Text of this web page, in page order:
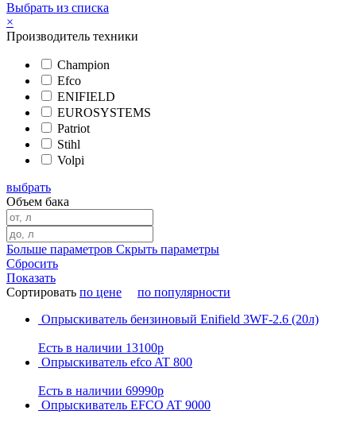
Выбрать из списка
×
Производитель техники
Champion
Efco
ENIFIELD
EUROSYSTEMS
Patriot
Stihl
Volpi
выбрать
Объем бака
Больше параметров Скрыть параметры
Сбросить
Показать
Сортировать по цене
по популярности
Опрыскиватель бензиновый Enifield 3WF-2.6 (20л)
Есть в наличии 13100р
Опрыскиватель efco AT 800
Есть в наличии 69990р
Опрыскиватель EFCO AT 9000